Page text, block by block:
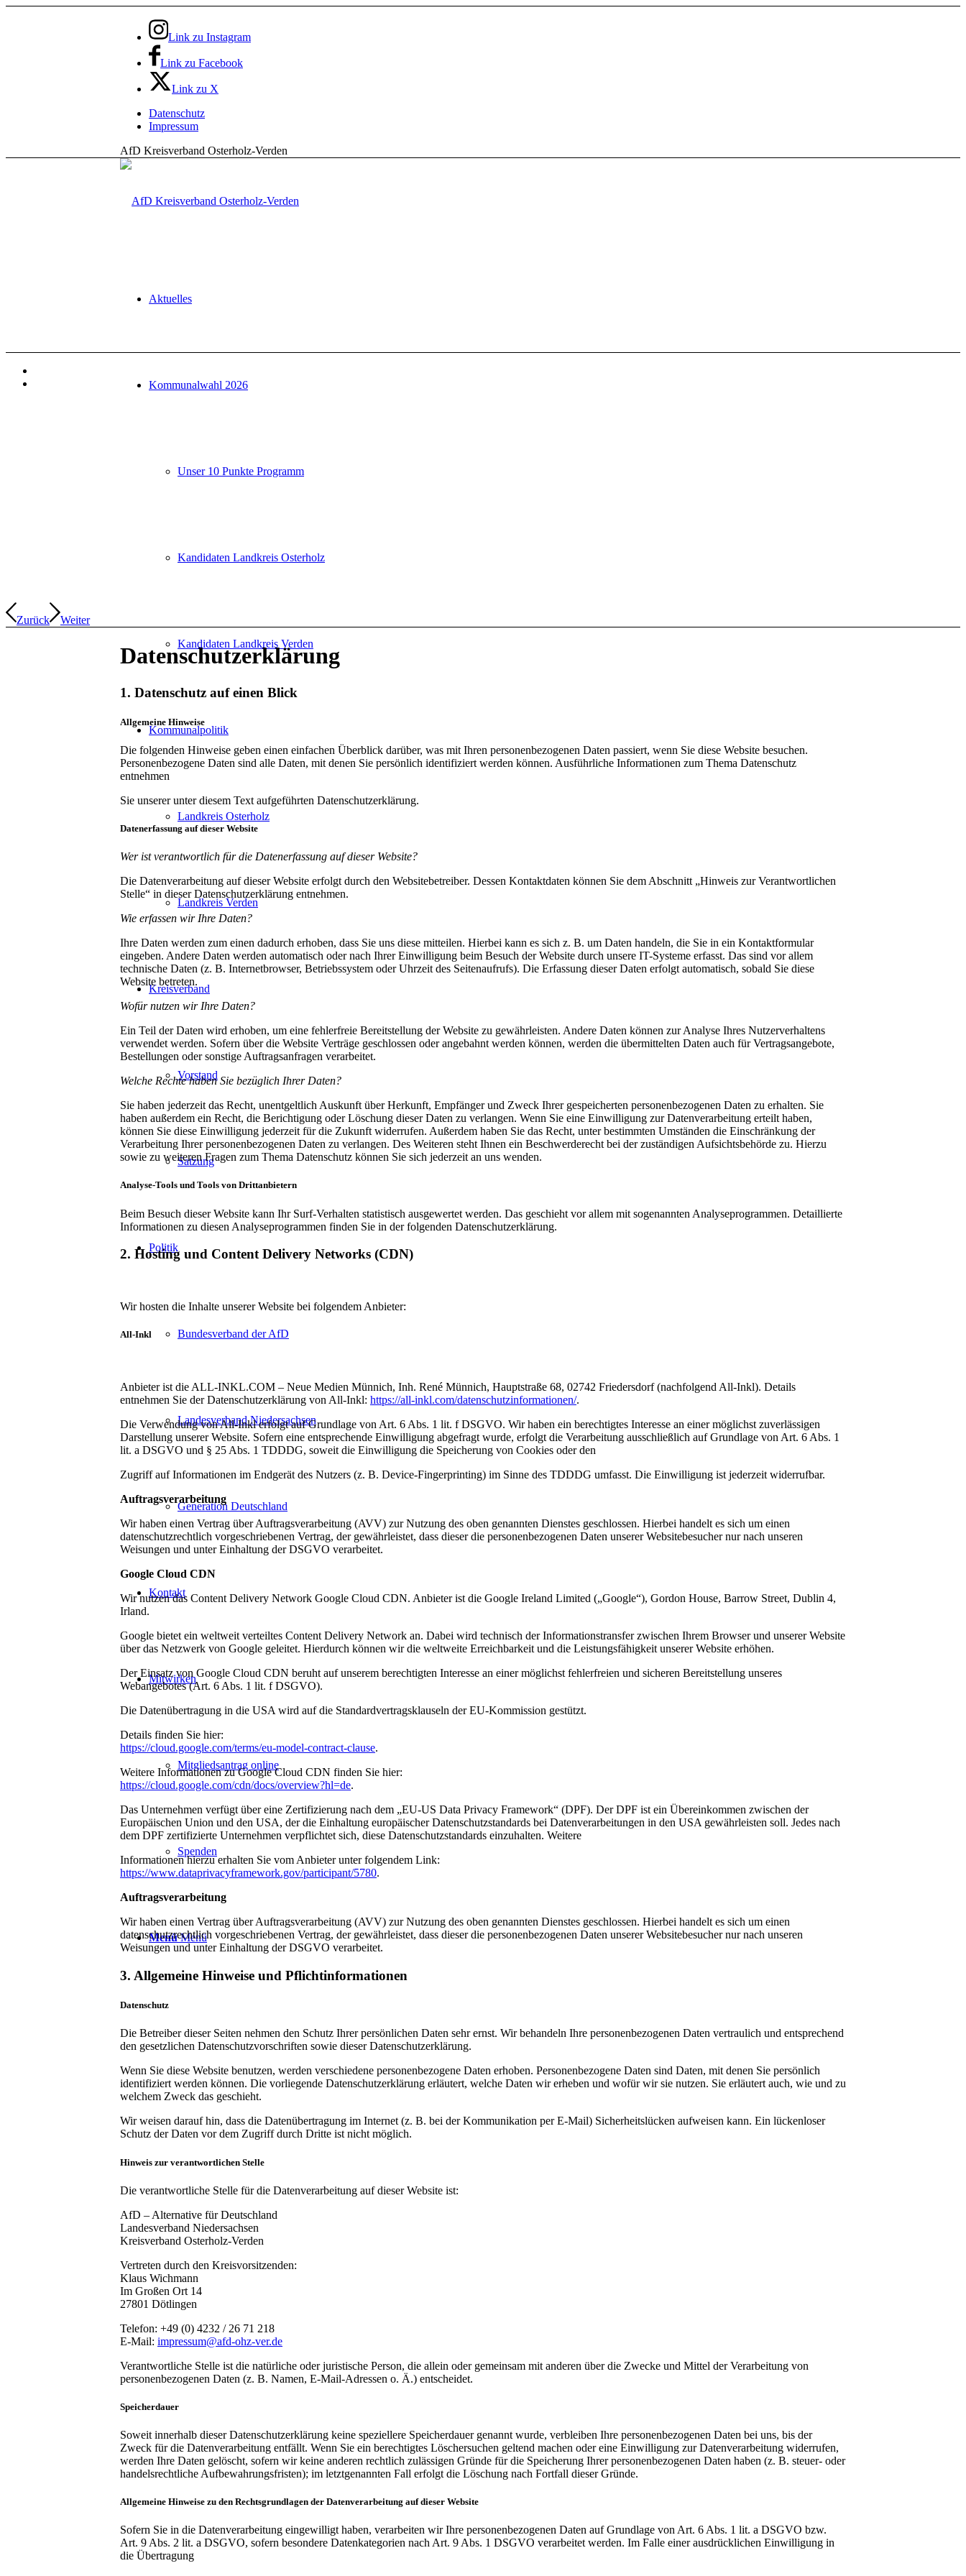
Link zu Instagram
Link zu Facebook
Link zu X
Datenschutz
Impressum
AfD Kreisverband Osterholz-Verden
Aktuelles
Kommunalwahl 2026
Unser 10 Punkte Programm
Kandidaten Landkreis Osterholz
Kandidaten Landkreis Verden
Kommunalpolitik
Landkreis Osterholz
Landkreis Verden
Kreisverband
Vorstand
Satzung
Politik
Bundesverband der AfD
Landesverband Niedersachsen
Generation Deutschland
Kontakt
Mitwirken
Mitgliedsantrag online
Spenden
Menü Menü
Zurück Weiter
Datenschutzerklärung
1. Datenschutz auf einen Blick
Allgemeine Hinweise
Die folgenden Hinweise geben einen einfachen Überblick darüber, was mit Ihren personenbezogenen Daten passiert, wenn Sie diese Website besuchen.
Personenbezogene Daten sind alle Daten, mit denen Sie persönlich identifiziert werden können. Ausführliche Informationen zum Thema Datenschutz
entnehmen
Sie unserer unter diesem Text aufgeführten Datenschutzerklärung.
Datenerfassung auf dieser Website
Wer ist verantwortlich für die Datenerfassung auf dieser Website?
Die Datenverarbeitung auf dieser Website erfolgt durch den Websitebetreiber. Dessen Kontaktdaten können Sie dem Abschnitt „Hinweis zur Verantwortlichen
Stelle“ in dieser Datenschutzerklärung entnehmen.
Wie erfassen wir Ihre Daten?
Ihre Daten werden zum einen dadurch erhoben, dass Sie uns diese mitteilen. Hierbei kann es sich z. B. um Daten handeln, die Sie in ein Kontaktformular
eingeben. Andere Daten werden automatisch oder nach Ihrer Einwilligung beim Besuch der Website durch unsere IT-Systeme erfasst. Das sind vor allem
technische Daten (z. B. Internetbrowser, Betriebssystem oder Uhrzeit des Seitenaufrufs). Die Erfassung dieser Daten erfolgt automatisch, sobald Sie diese
Website betreten.
Wofür nutzen wir Ihre Daten?
Ein Teil der Daten wird erhoben, um eine fehlerfreie Bereitstellung der Website zu gewährleisten. Andere Daten können zur Analyse Ihres Nutzerverhaltens
verwendet werden. Sofern über die Website Verträge geschlossen oder angebahnt werden können, werden die übermittelten Daten auch für Vertragsangebote,
Bestellungen oder sonstige Auftragsanfragen verarbeitet.
Welche Rechte haben Sie bezüglich Ihrer Daten?
Sie haben jederzeit das Recht, unentgeltlich Auskunft über Herkunft, Empfänger und Zweck Ihrer gespeicherten personenbezogenen Daten zu erhalten. Sie
haben außerdem ein Recht, die Berichtigung oder Löschung dieser Daten zu verlangen. Wenn Sie eine Einwilligung zur Datenverarbeitung erteilt haben,
können Sie diese Einwilligung jederzeit für die Zukunft widerrufen. Außerdem haben Sie das Recht, unter bestimmten Umständen die Einschränkung der
Verarbeitung Ihrer personenbezogenen Daten zu verlangen. Des Weiteren steht Ihnen ein Beschwerderecht bei der zuständigen Aufsichtsbehörde zu. Hierzu
sowie zu weiteren Fragen zum Thema Datenschutz können Sie sich jederzeit an uns wenden.
Analyse-Tools und Tools von Drittanbietern
Beim Besuch dieser Website kann Ihr Surf-Verhalten statistisch ausgewertet werden. Das geschieht vor allem mit sogenannten Analyseprogrammen. Detaillierte
Informationen zu diesen Analyseprogrammen finden Sie in der folgenden Datenschutzerklärung.
2. Hosting und Content Delivery Networks (CDN)
Wir hosten die Inhalte unserer Website bei folgendem Anbieter:
All-Inkl
Anbieter ist die ALL-INKL.COM – Neue Medien Münnich, Inh. René Münnich, Hauptstraße 68, 02742 Friedersdorf (nachfolgend All-Inkl). Details
entnehmen Sie der Datenschutzerklärung von All-Inkl: https://all-inkl.com/datenschutzinformationen/.
Die Verwendung von All-Inkl erfolgt auf Grundlage von Art. 6 Abs. 1 lit. f DSGVO. Wir haben ein berechtigtes Interesse an einer möglichst zuverlässigen
Darstellung unserer Website. Sofern eine entsprechende Einwilligung abgefragt wurde, erfolgt die Verarbeitung ausschließlich auf Grundlage von Art. 6 Abs. 1
lit. a DSGVO und § 25 Abs. 1 TDDDG, soweit die Einwilligung die Speicherung von Cookies oder den
Zugriff auf Informationen im Endgerät des Nutzers (z. B. Device-Fingerprinting) im Sinne des TDDDG umfasst. Die Einwilligung ist jederzeit widerrufbar.
Auftragsverarbeitung
Wir haben einen Vertrag über Auftragsverarbeitung (AVV) zur Nutzung des oben genannten Dienstes geschlossen. Hierbei handelt es sich um einen
datenschutzrechtlich vorgeschriebenen Vertrag, der gewährleistet, dass dieser die personenbezogenen Daten unserer Websitebesucher nur nach unseren
Weisungen und unter Einhaltung der DSGVO verarbeitet.
Google Cloud CDN
Wir nutzen das Content Delivery Network Google Cloud CDN. Anbieter ist die Google Ireland Limited („Google“), Gordon House, Barrow Street, Dublin 4,
Irland.
Google bietet ein weltweit verteiltes Content Delivery Network an. Dabei wird technisch der Informationstransfer zwischen Ihrem Browser und unserer Website
über das Netzwerk von Google geleitet. Hierdurch können wir die weltweite Erreichbarkeit und die Leistungsfähigkeit unserer Website erhöhen.
Der Einsatz von Google Cloud CDN beruht auf unserem berechtigten Interesse an einer möglichst fehlerfreien und sicheren Bereitstellung unseres
Webangebotes (Art. 6 Abs. 1 lit. f DSGVO).
Die Datenübertragung in die USA wird auf die Standardvertragsklauseln der EU-Kommission gestützt.
Details finden Sie hier:
https://cloud.google.com/terms/eu-model-contract-clause.
Weitere Informationen zu Google Cloud CDN finden Sie hier:
https://cloud.google.com/cdn/docs/overview?hl=de.
Das Unternehmen verfügt über eine Zertifizierung nach dem „EU-US Data Privacy Framework“ (DPF). Der DPF ist ein Übereinkommen zwischen der
Europäischen Union und den USA, der die Einhaltung europäischer Datenschutzstandards bei Datenverarbeitungen in den USA gewährleisten soll. Jedes nach
dem DPF zertifizierte Unternehmen verpflichtet sich, diese Datenschutzstandards einzuhalten. Weitere
Informationen hierzu erhalten Sie vom Anbieter unter folgendem Link:
https://www.dataprivacyframework.gov/participant/5780.
Auftragsverarbeitung
Wir haben einen Vertrag über Auftragsverarbeitung (AVV) zur Nutzung des oben genannten Dienstes geschlossen. Hierbei handelt es sich um einen
datenschutzrechtlich vorgeschriebenen Vertrag, der gewährleistet, dass dieser die personenbezogenen Daten unserer Websitebesucher nur nach unseren
Weisungen und unter Einhaltung der DSGVO verarbeitet.
3. Allgemeine Hinweise und Pflichtinformationen
Datenschutz
Die Betreiber dieser Seiten nehmen den Schutz Ihrer persönlichen Daten sehr ernst. Wir behandeln Ihre personenbezogenen Daten vertraulich und entsprechend
den gesetzlichen Datenschutzvorschriften sowie dieser Datenschutzerklärung.
Wenn Sie diese Website benutzen, werden verschiedene personenbezogene Daten erhoben. Personenbezogene Daten sind Daten, mit denen Sie persönlich
identifiziert werden können. Die vorliegende Datenschutzerklärung erläutert, welche Daten wir erheben und wofür wir sie nutzen. Sie erläutert auch, wie und zu
welchem Zweck das geschieht.
Wir weisen darauf hin, dass die Datenübertragung im Internet (z. B. bei der Kommunikation per E-Mail) Sicherheitslücken aufweisen kann. Ein lückenloser
Schutz der Daten vor dem Zugriff durch Dritte ist nicht möglich.
Hinweis zur verantwortlichen Stelle
Die verantwortliche Stelle für die Datenverarbeitung auf dieser Website ist:
AfD – Alternative für Deutschland
Landesverband Niedersachsen
Kreisverband Osterholz-Verden
Vertreten durch den Kreisvorsitzenden:
Klaus Wichmann
Im Großen Ort 14
27801 Dötlingen
Telefon: +49 (0) 4232 / 26 71 218
E-Mail: impressum@afd-ohz-ver.de
Verantwortliche Stelle ist die natürliche oder juristische Person, die allein oder gemeinsam mit anderen über die Zwecke und Mittel der Verarbeitung von
personenbezogenen Daten (z. B. Namen, E-Mail-Adressen o. Ä.) entscheidet.
Speicherdauer
Soweit innerhalb dieser Datenschutzerklärung keine speziellere Speicherdauer genannt wurde, verbleiben Ihre personenbezogenen Daten bei uns, bis der
Zweck für die Datenverarbeitung entfällt. Wenn Sie ein berechtigtes Löschersuchen geltend machen oder eine Einwilligung zur Datenverarbeitung widerrufen,
werden Ihre Daten gelöscht, sofern wir keine anderen rechtlich zulässigen Gründe für die Speicherung Ihrer personenbezogenen Daten haben (z. B. steuer- oder
handelsrechtliche Aufbewahrungsfristen); im letztgenannten Fall erfolgt die Löschung nach Fortfall dieser Gründe.
Allgemeine Hinweise zu den Rechtsgrundlagen der Datenverarbeitung auf dieser Website
Sofern Sie in die Datenverarbeitung eingewilligt haben, verarbeiten wir Ihre personenbezogenen Daten auf Grundlage von Art. 6 Abs. 1 lit. a DSGVO bzw.
Art. 9 Abs. 2 lit. a DSGVO, sofern besondere Datenkategorien nach Art. 9 Abs. 1 DSGVO verarbeitet werden. Im Falle einer ausdrücklichen Einwilligung in
die Übertragung